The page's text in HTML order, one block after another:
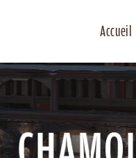
Accueil